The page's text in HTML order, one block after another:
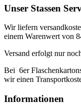
oben
Unser Stassen
Wir liefern
einem Warenwert von
Versand erfolgt nur
Bei 6er
wir einen
Informationen